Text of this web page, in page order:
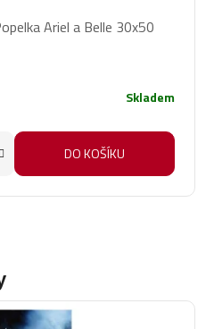
Ariel a Belle 30x50
Skladem
DO KOŠÍKU